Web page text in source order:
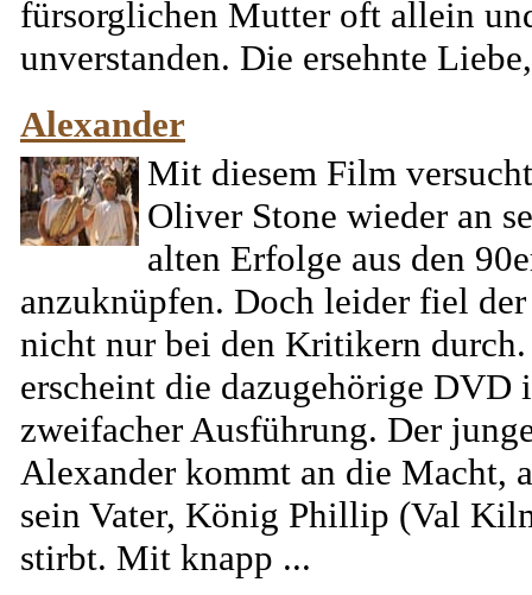
fürsorglichen Mutter oft allein
unverstanden. Die ersehnte
Alexander
Mit diesem Film
Oliver Stone wieder an
alten Erfolge aus den
anzuknüpfen. Doch leider fiel
nicht nur bei den Kritikern durch.
erscheint die dazugehörige DVD
zweifacher Ausführung. Der
Alexander kommt an die Macht,
sein Vater, König Phillip (Val
stirbt. Mit knapp ...